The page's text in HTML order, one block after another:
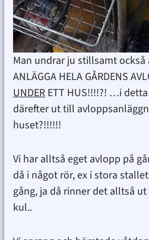
Man undrar ju stillsamt också
ANLÄGGA HELA GÅRDENS
UNDERETT HUS!!!!?! …i
därefter ut till
huset?!!!!!!
Vi har alltså eget avlopp på
då i något rör, ex i stora
gång, ja då rinner det alltså
kul..